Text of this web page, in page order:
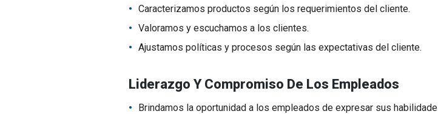
Caracterizamos productos según los requerimientos del cliente.
Valoramos y escuchamos a los clientes.
Ajustamos políticas y procesos según las expectativas del cliente.
Liderazgo Y Compromiso De Los Empleados
Brindamos la oportunidad a los empleados de expresar sus